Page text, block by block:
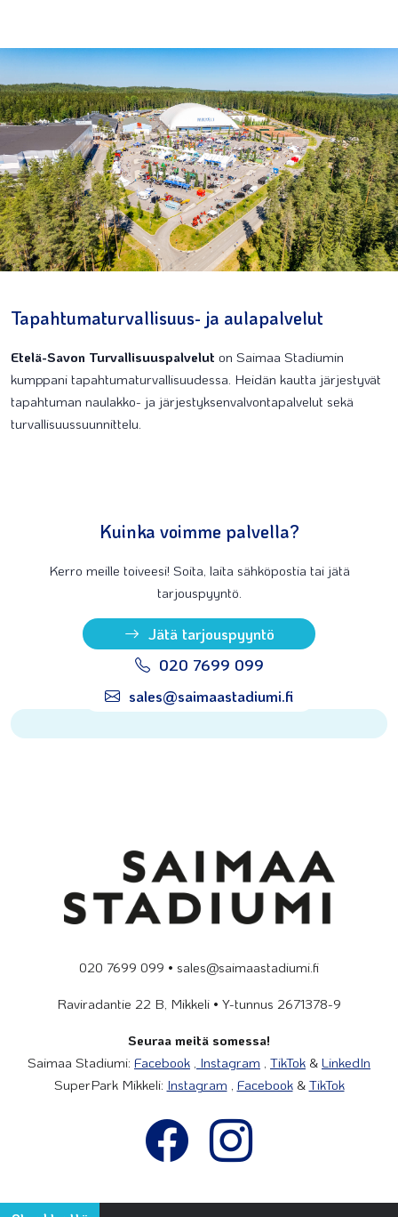
Tapahtumaturvallisuus- ja aulapalvelut
Etelä-Savon Turvallisuuspalvelut on Saimaa Stadiumin
kumppani tapahtumaturvallisuudessa. Heidän kautta järjestyvät
tapahtuman naulakko- ja järjestyksenvalvontapalvelut sekä
turvallisuussuunnittelu.
Kuinka voimme palvella?
Kerro meille toiveesi! Soita, laita sähköpostia tai jätä
tarjouspyyntö.
Jätä tarjouspyyntö
020 7699 099
sales@saimaastadiumi.fi
020 7699 099 • sales@saimaastadiumi.fi
Raviradantie 22 B, Mikkeli • Y-tunnus 2671378-9
Seuraa meitä somessa!
Saimaa Stadiumi: Facebook Instagram TikTok & LinkedIn
SuperPark Mikkeli: Instagram Facebook& TikTok